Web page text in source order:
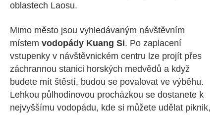
oblastech Laosu.
Mimo město jsou vyhledávaným návštěvním
místem vodopády Kuang Si. Po zaplacení
vstupenky v návštěvnickém centru lze projít přes
záchrannou stanici horských medvědů a když
budete mít štěstí, budou se povalovat ve výběhu.
Lehkou půlhodinovou procházkou se dostanete k
nejvyššímu vodopádu, kde si můžete udělat piknik,